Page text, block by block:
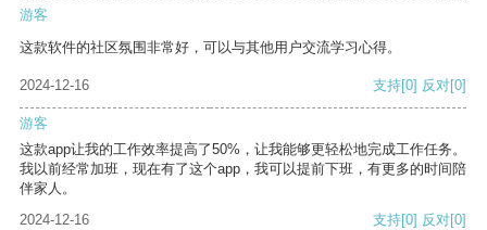
游客
这款软件的社区氛围非常好，可以与其他用户交流学习心得。
2024-12-16 支持[0] 反对[0]
游客
这款app让我的工作效率提高了50%，让我能够更轻松地完成工作任务。
我以前经常加班，现在有了这个app，我可以提前下班，有更多的时间陪
伴家人。
2024-12-16
支持[0] 反对[0]